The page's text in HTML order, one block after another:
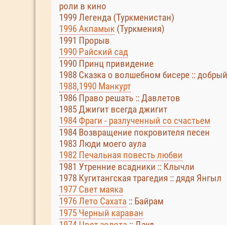
роли в кино
1999 Легенда (Туркменистан)
1996 Акпамык (Туркмения)
1991 Прорыв
1990 Райский сад
1990 Принц привидение
1988 Сказка о волшебном бисере ::
1988,1990 Манкурт
1986 Право решать :: Давлетов
1985 Джигит всегда джигит
1984 Фраги - разлученный со счастьем
1984 Возвращение покровителя песен
1983 Люди моего аула
1982 Печальная повесть любви
1981 Утренние всадники :: Клычли
1978 Кугитангская трагедия :: дядя Янгыл
1977 Свет маяка
1976 Лето Сахата :: Байрам
1975 Черный караван